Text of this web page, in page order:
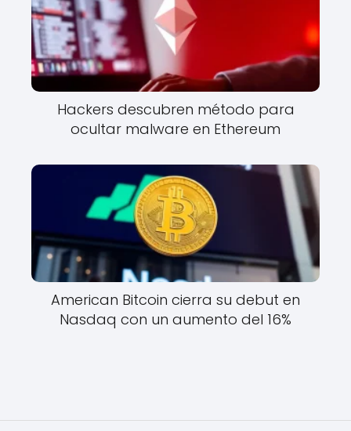
Hackers descubren método para
ocultar malware en Ethereum
American Bitcoin cierra su debut en
Nasdaq con un aumento del 16%